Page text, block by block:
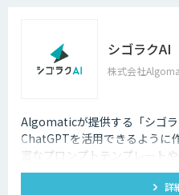
シゴラクAI
株式会社
Algomaticが提供する「シゴ
ChatGPTを活用できるように
富なプロンプトテンプレート
織での生成AI活用を促進しま
詳